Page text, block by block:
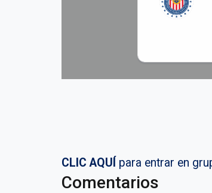
CLIC AQUÍ para entrar en
Comentarios